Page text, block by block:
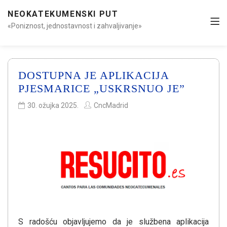
NEOKATEKUMENSKI PUT
«Poniznost, jednostavnost i zahvaljivanje»
DOSTUPNA JE APLIKACIJA
PJESMARICE „USKRSNUO JE”
30. ožujka 2025. CncMadrid
S radošću objavljujemo da je službena aplikacija